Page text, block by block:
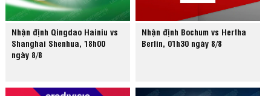
Nhận định Qingdao Hainiu vs
Shanghai Shenhua, 18h00
ngày 8/8
Nhận định Bochum vs Hertha
Berlin, 01h30 ngày 8/8